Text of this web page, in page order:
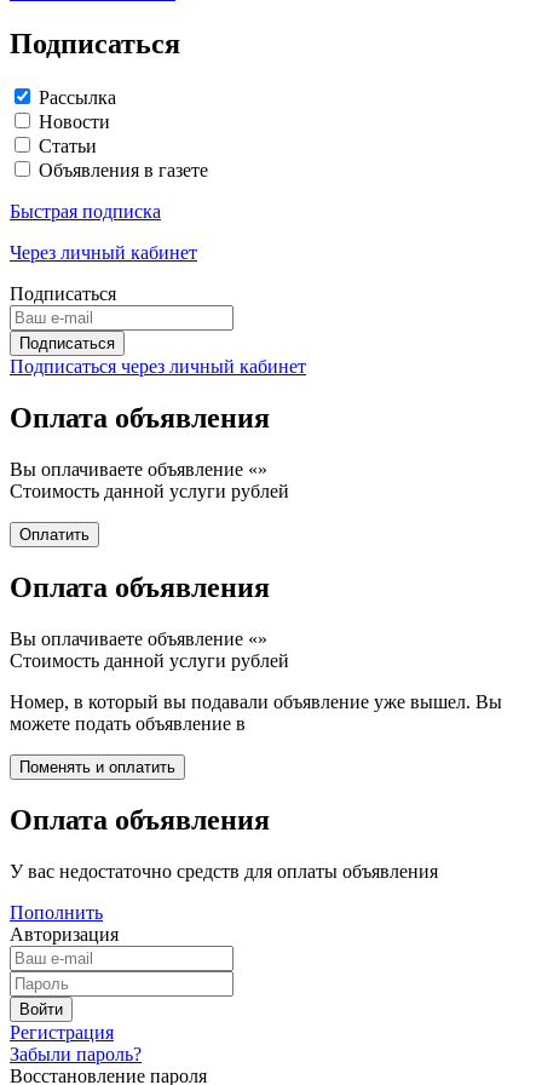
Подписаться
Рассылка
Новости
Статьи
Объявления в газете
Быстрая подписка
Через личный кабинет
Подписаться
Подписаться через личный кабинет
Оплата объявления
Вы оплачиваете объявление «»
Стоимость данной услуги рублей
Оплата объявления
Вы оплачиваете объявление «»
Стоимость данной услуги рублей
Номер, в который вы подавали объявление уже вышел. Вы
можете подать объявление в
Оплата объявления
У вас недостаточно средств для оплаты объявления
Пополнить
Авторизация
Регистрация
Забыли пароль?
Восстановление пароля